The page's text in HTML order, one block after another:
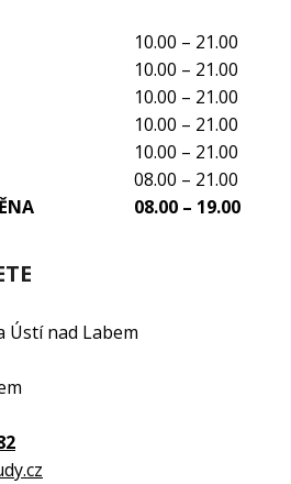
10.00 – 21.00
10.00 – 21.00
10.00 – 21.00
10.00 – 21.00
10.00 – 21.00
08.00 – 21.00
08.00 – 19.00
Ústí nad Labem